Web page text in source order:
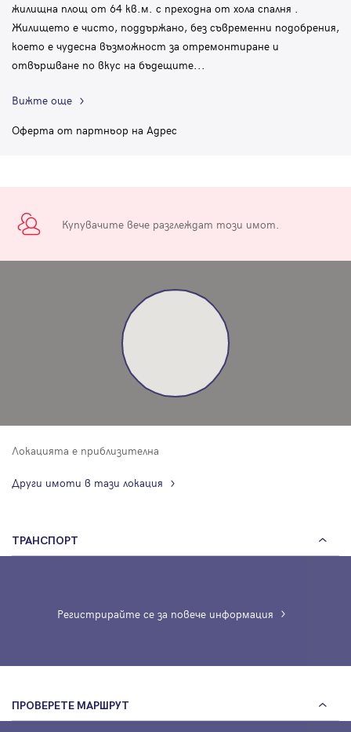
жилищна площ от 64 кв.м. с преходна от хола спалня .
Жилището е чисто, поддържано, без съвременни подобрения,
което е чудесна възможност за отремонтиране и
отвършване по вкус на бъдещите...
Вижте още
Оферта от партньор на Адрес
Купувачите вече разглеждат този имот.
Локацията е приблизителна
Други имоти в тази локация
ТРАНСПОРТ
Регистрирайте се за повече информация
ПРОВЕРЕТЕ МАРШРУТ